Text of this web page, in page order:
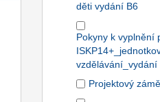
děti vydání B6
Pokyny k vyplnění
vzdělávání_vydání
Projektový